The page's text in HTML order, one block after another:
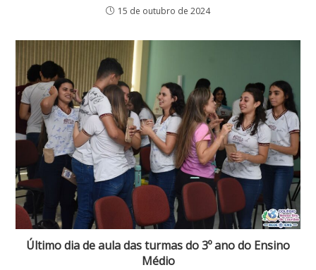
15 de outubro de 2024
Último dia de aula das turmas do 3º ano do Ensino
Médio